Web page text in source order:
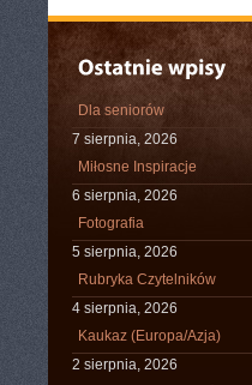
Dla seniorów
7 sierpnia, 2026
Miłosne Inspiracje
6 sierpnia, 2026
Fotografia
5 sierpnia, 2026
Rubryka Czytelników
4 sierpnia, 2026
Kaukaz (Europa/Azja)
2 sierpnia, 2026